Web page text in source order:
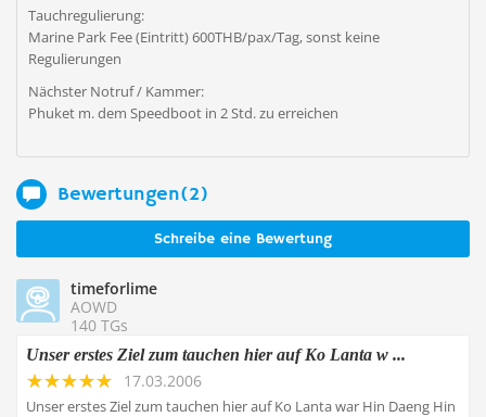
Tauchregulierung:
Marine Park Fee (Eintritt) 600THB/pax/Tag, sonst keine
Regulierungen
Nächster Notruf / Kammer:
Phuket m. dem Speedboot in 2 Std. zu erreichen
Bewertungen(2)
Schreibe eine Bewertung
timeforlime
AOWD
140 TGs
Unser erstes Ziel zum tauchen hier auf Ko Lanta w ...
17.03.2006
Unser erstes Ziel zum tauchen hier auf Ko Lanta war Hin Daeng Hin